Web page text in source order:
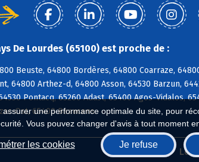
une performance optimale du site, pour
Vous pouvez changer d'avis à tout moment
les cookies Je refuse
De Lourdes (65100) est proche de :
Beuste, 64800 Bordères, 64800 Coarraze,
64800 Arthez-d, 64800 Asson, 64530 Barzun,
Pontacq, 65260 Adast, 65400 Agos-Vidalos,
Ost, 65400 Beaucens
Biocoop.fr Le